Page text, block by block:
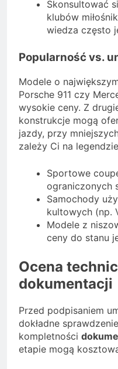
Skonsultować
klubów
wiedza często
Popularność vs.
Modele o
Porsche 911 czy
wysokie ceny. Z
konstrukcje mogą
jazdy, przy
zależy Ci na
Sportowe
ograniczonych
Samochody
kultowych (np.
Modele z
ceny do stanu
Ocena
dokumentacji
Przed podpisaniem
dokładne
kompletności
etapie mogą